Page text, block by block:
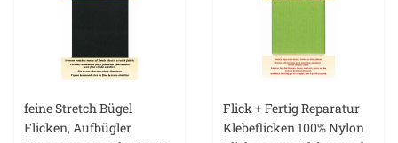
feine Stretch Bügel
Flicken, Aufbügler
Flick + Fertig Reparatur
Klebeflicken 100% Nylon